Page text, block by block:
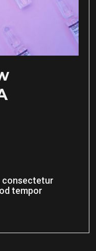
consectetur
tempor